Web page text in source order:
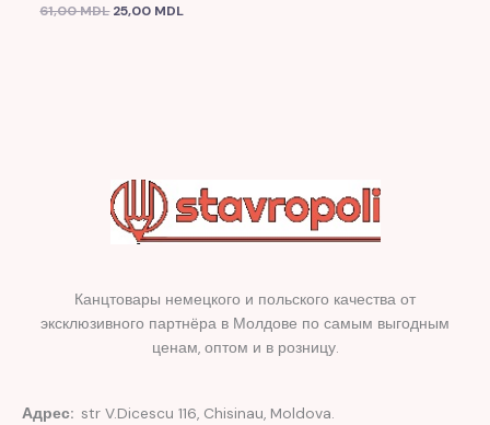
61,00MDL 25,00 MDL
Канцтовары немецкого и польского качества от
эксклюзивного партнёра в Молдове по самым выгодным
ценам, оптом и в розницу.
Адрес: str V.Dicescu 116, Chisinau, Moldova.